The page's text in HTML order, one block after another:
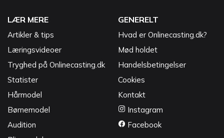
LÆR MERE
Artikler & tips
Læringsvideoer
Tryghed på Onlinecasting.dk
Statister
Hårmodel
Børnemodel
Audition
GENERELT
Hvad er Onlinecasting.dk?
Mød holdet
Handelsbetingelser
Cookies
Kontakt
Instagram
Facebook